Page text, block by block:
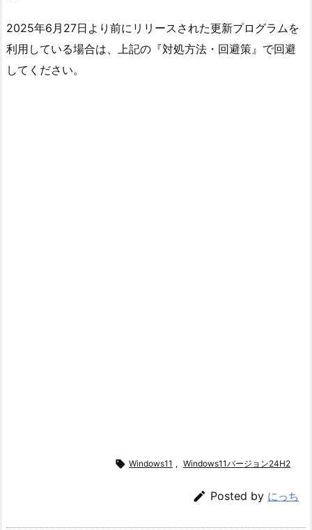
2025年6月27日より前にリリースされた更新プログラムを
利用している場合は、上記の『対処方法・回避策』で回避
してください。
 Windows11 , Windows11バージョン24H2
 Posted by にっち